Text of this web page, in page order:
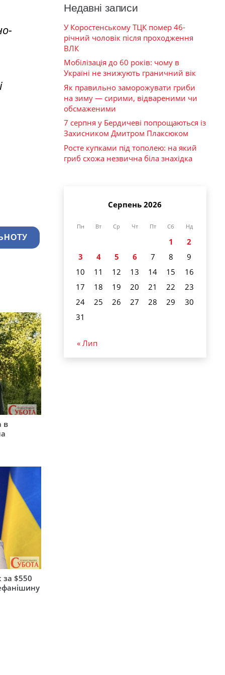
в
за $550
Недавні записи
У Коростенському ТЦК помер 46-
річний чоловік після проходження
ВЛК
Мобілізація до 60 років: чому в
Україні не знижують граничний вік
Як правильно заморожувати гриби
на зиму — сирими, відвареними чи
обсмаженими
7 серпня у Бердичеві попрощаються із
Захисником Дмитром Плаксюком
Росте купками під тополею: на який
гриб схожа незвична біла знахідка
Серпень 2026
Пн Вт Ср Чт Пт Сб Нд
1
2
3
4 5 6 7 8
9
10
11 12 13 14 15
16
17
18 19 20 21 22
23
24
25 26 27 28 29
30
31
« Лип